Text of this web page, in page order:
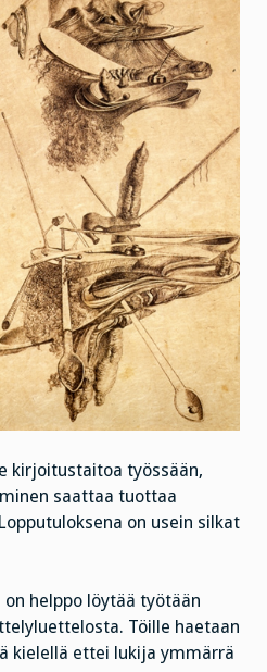
kirjoitustaitoa työssään,
saattaa tuottaa
on usein silkat
helppo löytää työtään
Töille haetaan
kielellä ettei lukija ymmärrä